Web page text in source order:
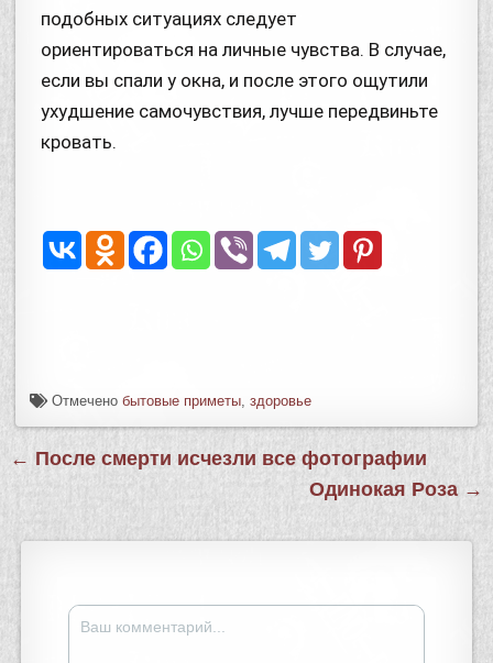
подобных ситуациях следует
ориентироваться на личные чувства. В случае,
если вы спали у окна, и после этого ощутили
ухудшение самочувствия, лучше передвиньте
кровать.
Отмеченобытовые приметы ,здоровье
← После смерти исчезли все фотографии
Одинокая Роза →